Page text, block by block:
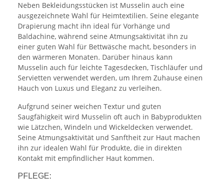
Neben Bekleidungsstücken ist Musselin auch eine
ausgezeichnete Wahl für Heimtextilien. Seine elegante
Drapierung macht ihn ideal für Vorhänge und
Baldachine, während seine Atmungsaktivität ihn zu
einer guten Wahl für Bettwäsche macht, besonders in
den wärmeren Monaten. Darüber hinaus kann
Musselin auch für leichte Tagesdecken, Tischläufer und
Servietten verwendet werden, um Ihrem Zuhause einen
Hauch von Luxus und Eleganz zu verleihen.
Aufgrund seiner weichen Textur und guten
Saugfähigkeit wird Musselin oft auch in Babyprodukten
wie Lätzchen, Windeln und Wickeldecken verwendet.
Seine Atmungsaktivität und Sanftheit zur Haut machen
ihn zur idealen Wahl für Produkte, die in direkten
Kontakt mit empfindlicher Haut kommen.
PFLEGE: